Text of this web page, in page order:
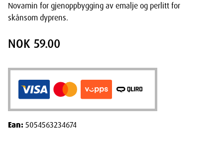
Novamin for gjenoppbygging av emalje og perlitt for
skånsom dyprens.
NOK 59.00
Ean:5054563234674